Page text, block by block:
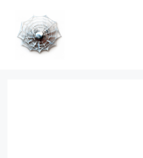
содержимому